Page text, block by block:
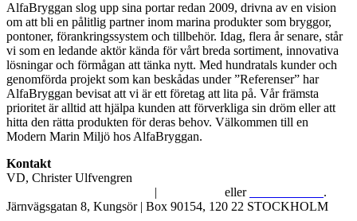
AlfaBryggan slog upp sina portar redan 2009, drivna av en vision
om att bli en pålitlig partner inom marina produkter som bryggor,
pontoner, förankringssystem och tillbehör. Idag, flera år senare, står
vi som en ledande aktör kända för vårt breda sortiment, innovativa
lösningar och förmågan att tänka nytt. Med hundratals kunder och
genomförda projekt som kan beskådas under ”Referenser” har
AlfaBryggan bevisat att vi är ett företag att lita på. Vår främsta
prioritet är alltid att hjälpa kunden att förverkliga sin dröm eller att
hitta den rätta produkten för deras behov. Välkommen till en
Modern Marin Miljö hos AlfaBryggan.
Kontakt
VD, Christer Ulfvengren
| eller
.
Järnvägsgatan 8, Kungsör | Box 90154, 120 22 STOCKHOLM